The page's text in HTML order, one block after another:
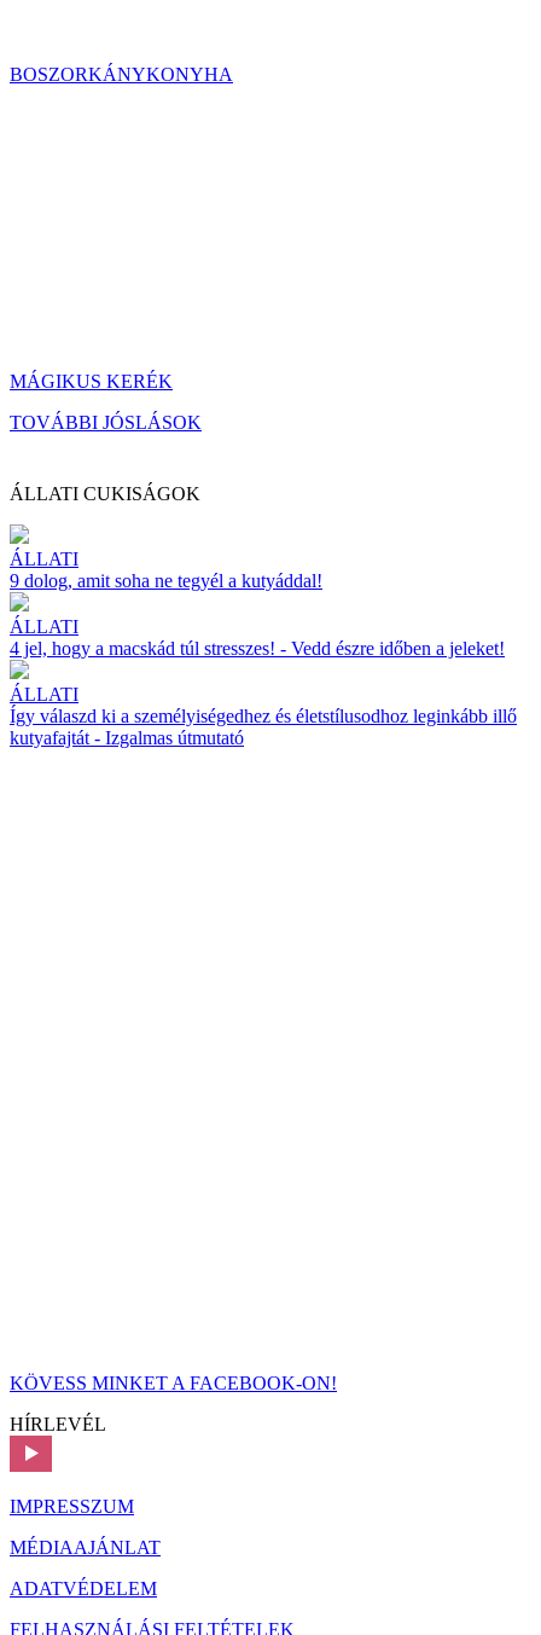
BOSZORKÁNYKONYHA
MÁGIKUS KERÉK
TOVÁBBI JÓSLÁSOK
ÁLLATI CUKISÁGOK
ÁLLATI
9 dolog, amit soha ne tegyél a kutyáddal!
ÁLLATI
4 jel, hogy a macskád túl stresszes! - Vedd észre időben a jeleket!
ÁLLATI
Így válaszd ki a személyiségedhez és életstílusodhoz leginkább illő
kutyafajtát - Izgalmas útmutató
KÖVESS MINKET A FACEBOOK-ON!
HÍRLEVÉL
IMPRESSZUM
MÉDIAAJÁNLAT
ADATVÉDELEM
FELHASZNÁLÁSI FELTÉTELEK